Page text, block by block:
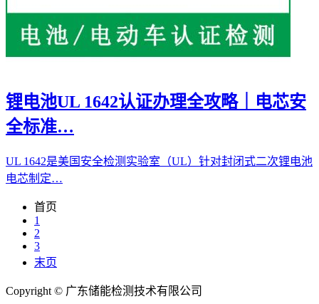
锂电池UL 1642认证办理全攻略｜电芯安
全标准…
UL 1642是美国安全检测实验室（UL）针对封闭式二次锂电池
电芯制定…
首页
1
2
3
末页
Copyright © 广东储能检测技术有限公司